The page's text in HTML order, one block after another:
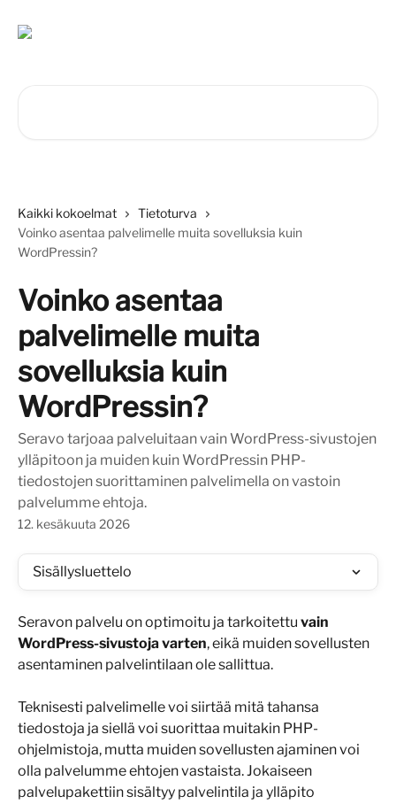
Kaikki kokoelmat
Tietoturva
Voinko asentaa palvelimelle muita sovelluksia kuin
WordPressin?
Voinko asentaa
palvelimelle muita
sovelluksia kuin
WordPressin?
Seravo tarjoaa palveluitaan vain WordPress-sivustojen
ylläpitoon ja muiden kuin WordPressin PHP-
tiedostojen suorittaminen palvelimella on vastoin
palvelumme ehtoja.
12. kesäkuuta 2026
Sisällysluettelo
Seravon palvelu on optimoitu ja tarkoitettu vain
WordPress-sivustoja varten, eikä muiden sovellusten
asentaminen palvelintilaan ole sallittua.
Teknisesti palvelimelle voi siirtää mitä tahansa
tiedostoja ja siellä voi suorittaa muitakin PHP-
ohjelmistoja, mutta muiden sovellusten ajaminen voi
olla palvelumme ehtojen vastaista. Jokaiseen
palvelupakettiin sisältyy palvelintila ja ylläpito